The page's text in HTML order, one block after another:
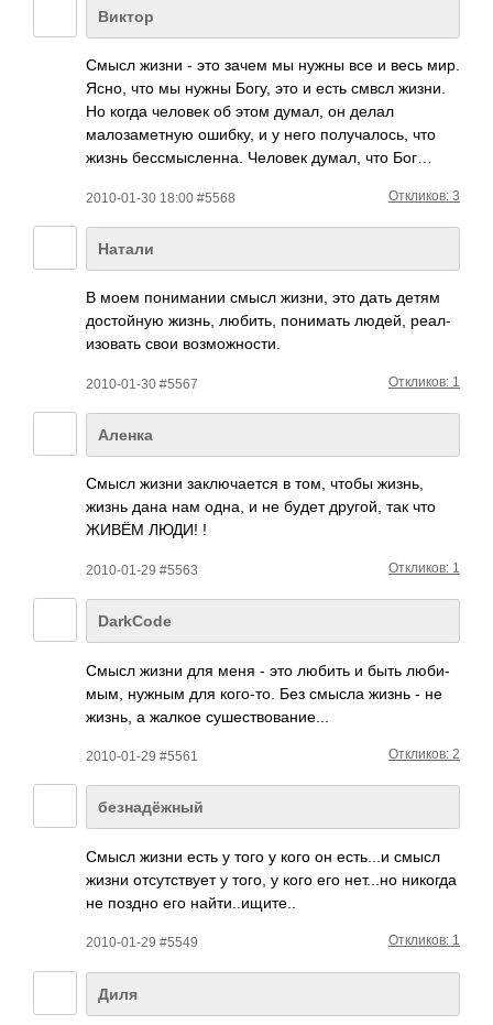
Виктор
Смысл жизни - это зачем мы нужны все и весь мир.
Ясно, что мы нужны Богу, это и есть смвсл жизни.
Но когда человек об этом думал, он делал
малозаметную ошибку, и у него получалось, что
жизнь бессмысленна. Человек думал, что Бог…
2010-01-30 18:00 #5568 Откликов: 3
Натали
В моем пони­мании смысл жизни, это дать детям
дост­ойную жизнь, любить, пони­мать людей, реал­
изов­ать свои возм­ожно­сти.
2010-01-30 #5567 Откликов: 1
Аленка
Смысл жизни закл­ючае­тся в том, чтобы жизнь,
жизнь дана нам одна, и не будет другой, так что
ЖИВЁМ ЛЮДИ! !
2010-01-29 #5563 Откликов: 1
DarkCode
Смысл жизни для меня - это любить и быть люби­
мым, нужным для кого­-то. Без смысла жизнь - не
жизнь, а жалкое суше­ство­вани­е...
2010-01-29 #5561 Откликов: 2
безнадёжный
Смысл жизни есть у того у кого он есть­...и смысл
жизни отсу­тств­ует у того, у кого его нет.­..но никогда
не поздно его найт­и..и­щите..
2010-01-29 #5549 Откликов: 1
Диля